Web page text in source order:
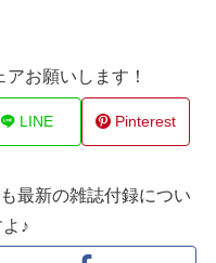
お願いします！
LINE Pinterest
最新の雑誌付録につい
♪